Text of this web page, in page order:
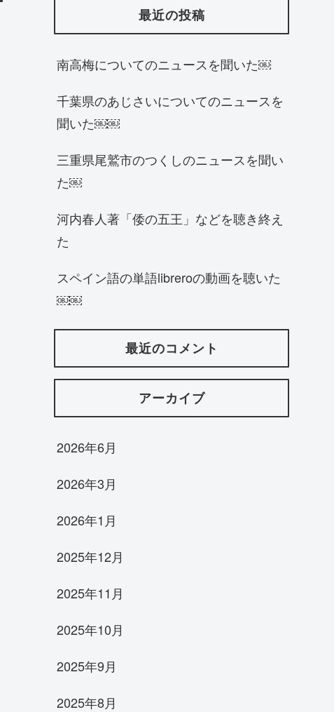
最近の投稿
南高梅についてのニュースを聞いた￼
千葉県のあじさいについてのニュースを
聞いた￼￼
三重県尾鷲市のつくしのニュースを聞い
た￼
河内春人著「倭の五王」などを聴き終え
た
スペイン語の単語libreroの動画を聴いた
￼￼
最近のコメント
アーカイブ
2026年6月
2026年3月
2026年1月
2025年12月
2025年11月
2025年10月
2025年9月
2025年8月